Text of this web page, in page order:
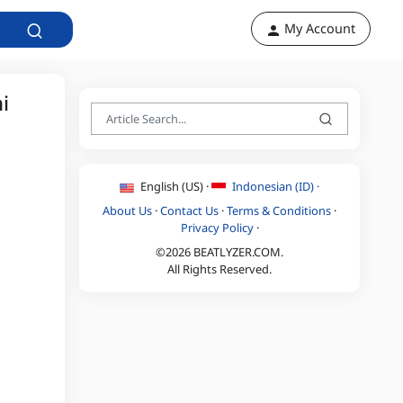
My Account
English (US) ·
Indonesian (ID) ·
About Us ·Contact Us ·Terms & Conditions ·
Privacy Policy·
©2026 BEATLYZER.COM.
All Rights Reserved.